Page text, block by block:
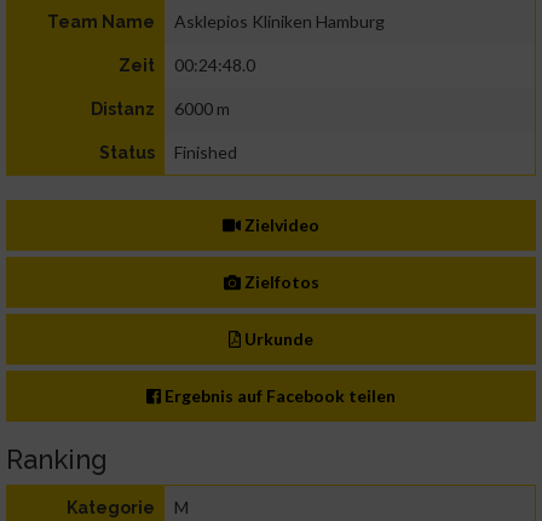
Team Name Asklepios Kliniken Hamburg
Zeit 00:24:48.0
Distanz 6000 m
Status Finished
Zielvideo
Zielfotos
Urkunde
Ergebnis auf Facebook teilen
Ranking
Kategorie M